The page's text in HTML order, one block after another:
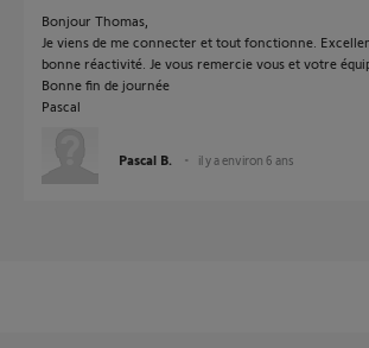
Bonjour Thomas,
Je viens de me connecter et tout fonctionne.
bonne réactivité. Je vous remercie vous et votre
Bonne fin de journée
Pascal
Pascal B. il y a environ 6 ans